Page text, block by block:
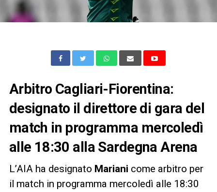
Arbitro Cagliari-Fiorentina:
designato il direttore di gara del
match in programma mercoledì
alle 18:30 alla Sardegna Arena
L’AIA ha designato Mariani come arbitro per
il match in programma mercoledì alle 18:30